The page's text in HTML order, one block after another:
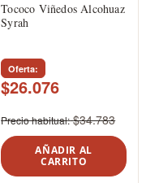
Tococo Viñedos Alcohuaz
Syrah
Oferta
$26.076
Precio habitual $34.783
AÑADIR AL
CARRITO